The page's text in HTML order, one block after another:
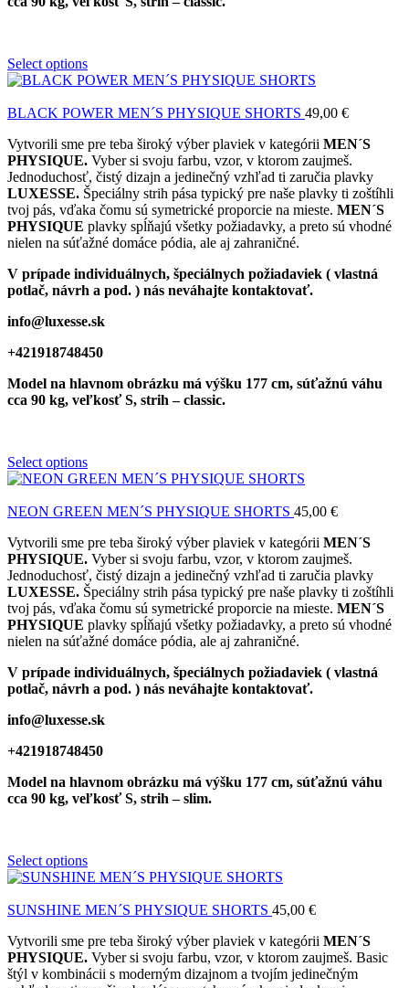
Select options
BLACK POWER MEN´S PHYSIQUE SHORTS 49,00 €
Vytvorili sme pre teba široký výber plaviek v kategórii MEN´S
PHYSIQUE. Vyber si svoju farbu, vzor, v ktorom zaujmeš.
Jednoduchosť, čistý dizajn a jedinečný vzhľad ti zaručia plavky
LUXESSE. Špeciálny strih pása typický pre naše plavky ti zoštíhli
tvoj pás, vďaka čomu sú symetrické proporcie na mieste. MEN´S
PHYSIQUE plavky spĺňajú všetky požiadavky, a preto sú vhodné
nielen na súťažné domáce pódia, ale aj zahraničné.
V prípade individuálnych, špeciálnych požiadaviek ( vlastná
potlač, návrh a pod. ) nás neváhajte kontaktovať.
info@luxesse.sk
+421918748450
Model na hlavnom obrázku má výšku 177 cm, súťažnú váhu
cca 90 kg, veľkosť S, strih – classic.
Select options
NEON GREEN MEN´S PHYSIQUE SHORTS 45,00 €
Vytvorili sme pre teba široký výber plaviek v kategórii MEN´S
PHYSIQUE. Vyber si svoju farbu, vzor, v ktorom zaujmeš.
Jednoduchosť, čistý dizajn a jedinečný vzhľad ti zaručia plavky
LUXESSE. Špeciálny strih pása typický pre naše plavky ti zoštíhli
tvoj pás, vďaka čomu sú symetrické proporcie na mieste. MEN´S
PHYSIQUE plavky spĺňajú všetky požiadavky, a preto sú vhodné
nielen na súťažné domáce pódia, ale aj zahraničné.
V prípade individuálnych, špeciálnych požiadaviek ( vlastná
potlač, návrh a pod. ) nás neváhajte kontaktovať.
info@luxesse.sk
+421918748450
Model na hlavnom obrázku má výšku 177 cm, súťažnú váhu
cca 90 kg, veľkosť S, strih – slim.
Select options
SUNSHINE MEN´S PHYSIQUE SHORTS 45,00 €
Vytvorili sme pre teba široký výber plaviek v kategórii MEN´S
PHYSIQUE. Vyber si svoju farbu, vzor, v ktorom zaujmeš. Basic
štýl v kombinácii s moderným dizajnom a tvojím jedinečným